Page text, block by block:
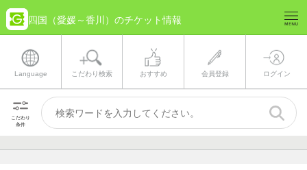
四国（愛媛～香川）のチケット情報
Language こだわり検索 おすすめ 会員登録 ログイン
こだわり
条件